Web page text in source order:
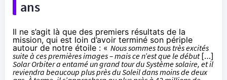
ans
Il ne s’agit là que des premiers résultats de la
mission, qui est loin d’avoir terminé son périple
autour de notre étoile : « Nous sommes tous très excités
suite à ces premières images – mais ce n’est que le début[…]
Solar Orbiter a entamé un grand tour du Système solaire, et il
reviendra beaucoup plus près du Soleil dans moins de deux